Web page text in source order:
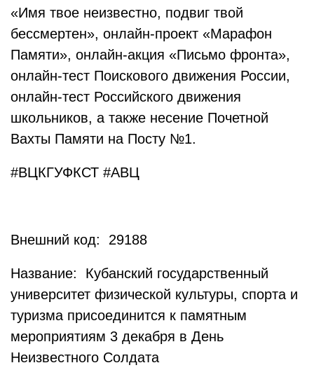
«Имя твое неизвестно, подвиг твой
бессмертен», онлайн-проект «Марафон
Памяти», онлайн-акция «Письмо фронта»,
онлайн-тест Поискового движения России,
онлайн-тест Российского движения
школьников, а также несение Почетной
Вахты Памяти на Посту №1.
#ВЦКГУФКСТ #АВЦ
Внешний код: 29188
Название: Кубанский государственный
университет физической культуры, спорта и
туризма присоединится к памятным
мероприятиям 3 декабря в День
Неизвестного Солдата